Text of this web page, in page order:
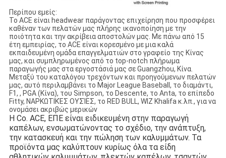
Περίπου εμείς:
Το ACE είναι headwear παράγοντας επιχείρηση που προσφέρει
καθέναν των πελατών μας πλήρης ικανοποίηση με την
ποιότητα και την ακρίβεια αποστολών μας. Με πάνω από 15
έτη εμπειρίας, το ACE είναι κορεσμένο με μια καλά
εκπαιδευμένη ομάδα επαγγελματιών στο γραφείο της Κίνας
μας, και συμπληρωμένος από το top-notch πλήρωμα
παραγωγής μας στα εργοστάσιά μας σε Guangzhou, Κίνα.
Μεταξύ του καταλόγου τρεχόντων και προηγούμενων πελατών
μας, αυτό περιλαμβάνει το Major League Baseball, το διαμάντι,
F1, , PGA (Κίνα), του Simpson, το Descente, το Anta, το επίπεδο
Fitty, ΝΑΡΚΩΤΙΚΈΣ ΟΥΣΊΕΣ, το RED BULL, WIZ Khalifa κ.λπ., για να
ονομάσει ακριβώς μερικών
Η Co. ACE, ΕΠΕ είναι ειδικευμένη στην παραγωγή
καπέλων, ενσωματώνοντας το σχέδιο, την ανάπτυξη,
την κατασκευή και την πώληση των καλυμμάτων. Τα
προϊόντα μας καλύπτουν κυρίως όλα τα είδη